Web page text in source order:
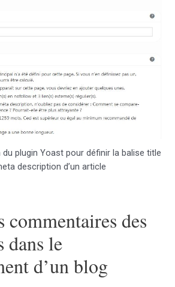
du plugin Yoast pour définir la balise title
description d’un article
commentaires des
dans le
d’un blog